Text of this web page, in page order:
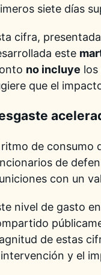
siete días
cifra,
este
no incluye los
que el
ritmo de consumo
de
con un
nivel de gasto
de estas
y el